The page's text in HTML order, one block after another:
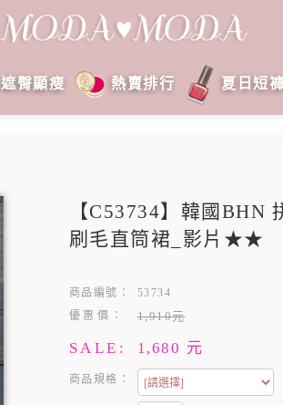
遮臀顯瘦 熱賣排行 夏日短褲
【C53734】韓國BHN
刷毛直筒裙_影片★★
商品編號：
53734
優惠價：
1,910元
SALE: 1,680 元
商品規格：